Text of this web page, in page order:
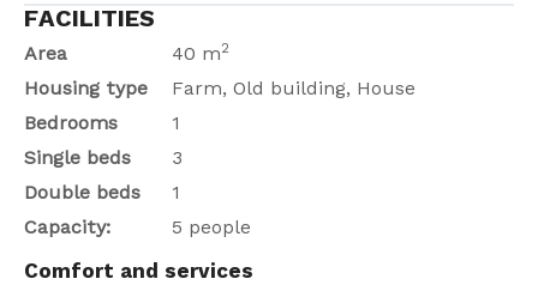
FACILITIES
Area 40 m2
Housing type
Farm, Old building, House
Bedrooms
1
Single beds
3
Double beds
1
Capacity:
5 people
Comfort and services